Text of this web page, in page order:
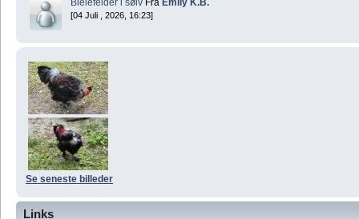
[04 Juli , 2026, 16:23]
Se seneste billeder
Links